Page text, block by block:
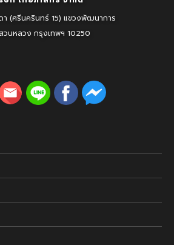
า (ศรีนครินทร์ 15) แขวงพัฒนาการ
วนหลวง กรุงเทพฯ 10250